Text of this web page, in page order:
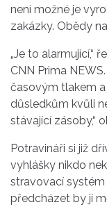
není možné je
zakázky. Obědy
„Je to alarmující,“
CNN Prima
časovým tlakem
důsledkům kvůli
stávající zásoby,“
Potravináři si již
vyhlášky nikdo
stravovací systém
předcházet by jí